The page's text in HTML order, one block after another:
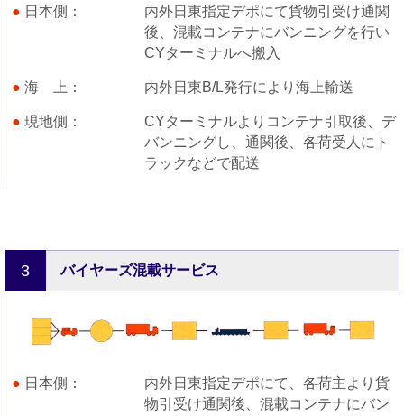
日本側
内外日東指定デポにて貨物引受け通関
後、混載コンテナにバンニングを行い
CYターミナルへ搬入
海 上 内外日東B/L発行により海上輸送
現地側
CYターミナルよりコンテナ引取後、デ
バンニングし、通関後、各荷受人にト
ラックなどで配送
3 バイヤーズ混載サービス
日本側
内外日東指定デポにて、各荷主より貨
物引受け通関後、混載コンテナにバン